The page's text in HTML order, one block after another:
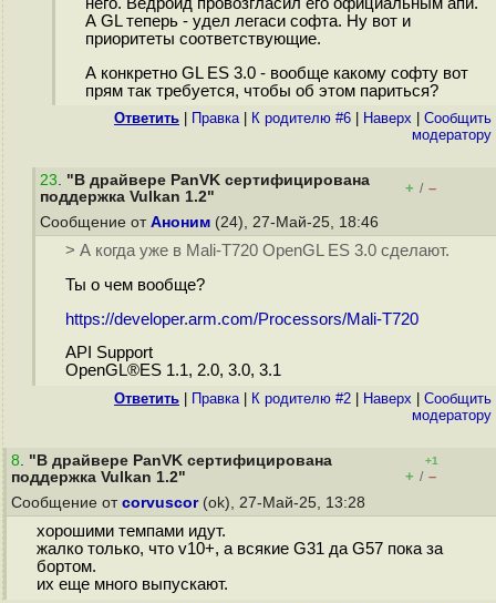
А GL теперь - удел легаси софта. Ну вот и
приоритеты соответствующие.
А конкретно GL ES 3.0 - вообще какому софту вот
прям так требуется, чтобы об этом париться?
Ответить Правка| К родителю #6 Наверх
Cообщить
модератору
23. "В драйвере PanVK сертифицирована
поддержка Vulkan 1.2"
+ / –
Сообщение от Аноним (24), 27-Май-25, 18:46
> А когда уже в Mali-T720 OpenGL ES 3.0 сделают.
Ты о чем вообще?
https://developer.arm.com/Processors/Mali-T720
API Support
OpenGL®ES 1.1, 2.0, 3.0, 3.1
Ответить Правка| К родителю #2 Наверх
Cообщить
модератору
8. "В драйвере PanVK сертифицирована
поддержка Vulkan 1.2"
+1
+ / –
Сообщение от corvuscor(ok), 27-Май-25, 13:28
хорошими темпами идут.
жалко только, что v10+, а всякие G31 да G57 пока за
бортом.
их еще много выпускают.